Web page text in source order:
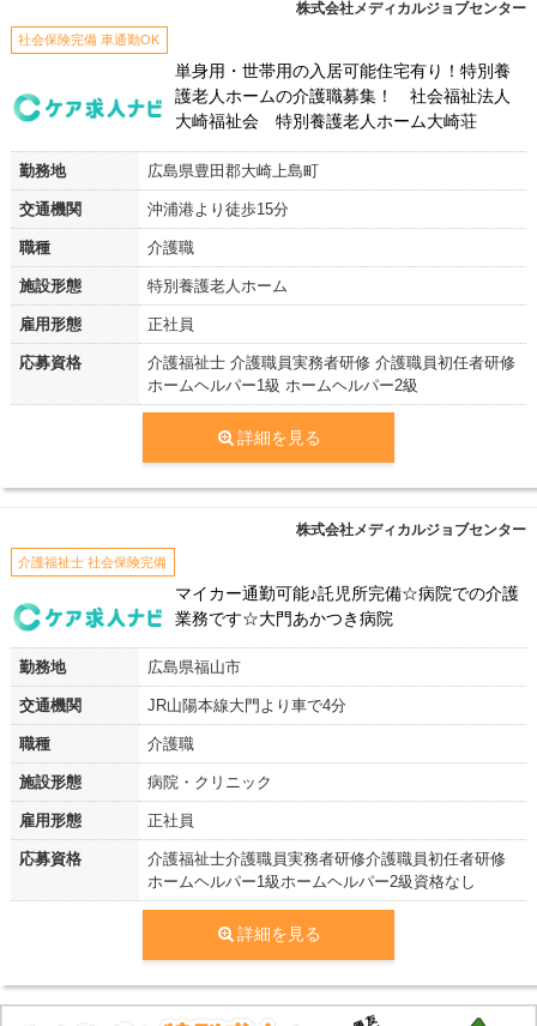
株式会社メディカルジョブセンター
社会保険完備 車通勤OK
単身用・世帯用の入居可能住宅有り！特別養
護老人ホームの介護職募集！ 社会福祉法人
大崎福祉会 特別養護老人ホーム大崎荘
勤務地 広島県豊田郡大崎上島町
交通機関 沖浦港より徒歩15分
職種 介護職
施設形態 特別養護老人ホーム
雇用形態 正社員
応募資格
介護福祉士 介護職員実務者研修 介護職員初任者研修
ホームヘルパー1級 ホームヘルパー2級
詳細を見る
株式会社メディカルジョブセンター
介護福祉士 社会保険完備
マイカー通勤可能♪託児所完備☆病院での介護
業務です☆大門あかつき病院
勤務地 広島県福山市
交通機関 JR山陽本線大門より車で4分
職種 介護職
施設形態 病院・クリニック
雇用形態 正社員
応募資格
介護福祉士介護職員実務者研修介護職員初任者研修
ホームヘルパー1級ホームヘルパー2級資格なし
詳細を見る